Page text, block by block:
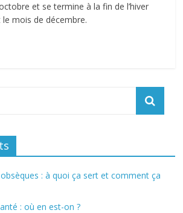
et se termine à la fin de l’hiver
mois de décembre.
: à quoi ça sert et comment ça
: où en est-on ?